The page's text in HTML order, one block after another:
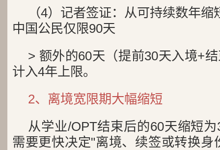
（4）记者签证：从可持续数年
中国公民仅限90天
> 额外的60天（提前30天入境+
计入4年上限。
2、离境宽限期大幅缩短
从学业/OPT结束后的60天缩短
需要更快决定"离境、续签或转换身